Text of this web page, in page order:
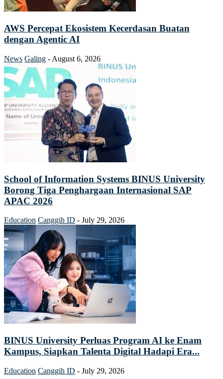
AWS Percepat Ekosistem Kecerdasan Buatan
dengan Agentic AI
News Galing - August 6, 2026
School of Information Systems BINUS University
Borong Tiga Penghargaan Internasional SAP
APAC 2026
Education Canggih ID - July 29, 2026
BINUS University Perluas Program AI ke Enam
Kampus, Siapkan Talenta Digital Hadapi Era...
Education Canggih ID - July 29, 2026